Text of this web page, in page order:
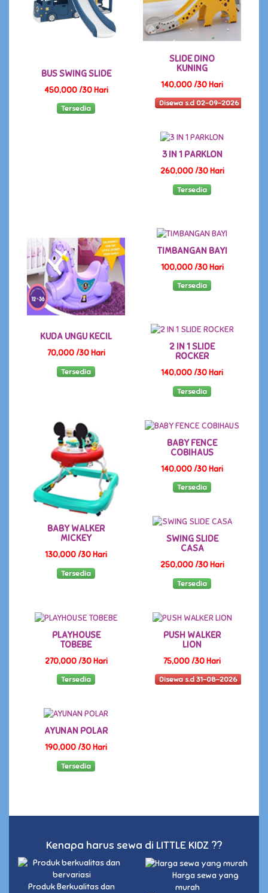
BUS SWING SLIDE
450,000 /30 Hari
Tersedia
SLIDE DINO
KUNING
140,000 /30 Hari
Disewa s.d 02-09-2026
3 IN 1 PARKLON
260,000 /30 Hari
Tersedia
KUDA UNGU KECIL
70,000 /30 Hari
Tersedia
TIMBANGAN BAYI
100,000 /30 Hari
Tersedia
2 IN 1 SLIDE
ROCKER
140,000 /30 Hari
Tersedia
BABY WALKER
MICKEY
130,000 /30 Hari
Tersedia
BABY FENCE
COBIHAUS
140,000 /30 Hari
Tersedia
SWING SLIDE
CASA
250,000 /30 Hari
Tersedia
PLAYHOUSE
TOBEBE
270,000 /30 Hari
Tersedia
PUSH WALKER
LION
75,000 /30 Hari
Disewa s.d 31-08-2026
AYUNAN POLAR
190,000 /30 Hari
Tersedia
Kenapa harus sewa di LITTLE KIDZ ??
Produk Berkualitas dan
Harga sewa yang
murah